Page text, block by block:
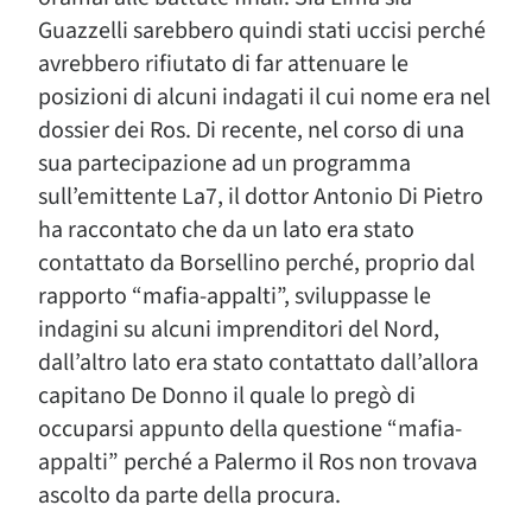
Guazzelli sarebbero quindi stati uccisi perché
avrebbero rifiutato di far attenuare le
posizioni di alcuni indagati il cui nome era nel
dossier dei Ros. Di recente, nel corso di una
sua partecipazione ad un programma
sull’emittente La7, il dottor Antonio Di Pietro
ha raccontato che da un lato era stato
contattato da Borsellino perché, proprio dal
rapporto “mafia-appalti”, sviluppasse le
indagini su alcuni imprenditori del Nord,
dall’altro lato era stato contattato dall’allora
capitano De Donno il quale lo pregò di
occuparsi appunto della questione “mafia-
appalti” perché a Palermo il Ros non trovava
ascolto da parte della procura.